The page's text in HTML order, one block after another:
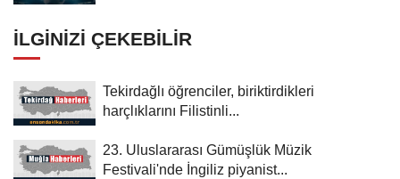
İLGINIZI ÇEKEBILIR
Tekirdağlı öğrenciler, biriktirdikleri
harçlıklarını Filistinli...
23. Uluslararası Gümüşlük Müzik
Festivali'nde İngiliz piyanist...